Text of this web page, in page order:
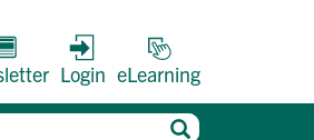
Login eLearning